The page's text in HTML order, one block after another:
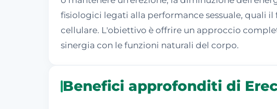
fisiologici legati alla performance sessuale, quali
cellulare. L'obiettivo è offrire un approccio
sinergia con le funzioni naturali del corpo.
Benefici approfonditi di